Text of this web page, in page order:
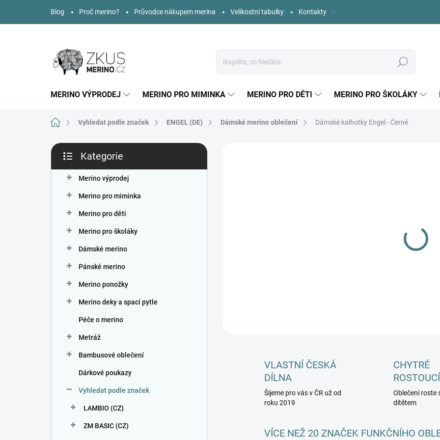
obsah
Blog Proč merino? Průvodce nákupem merina Velikostní tabulky Kontakty
Hledat
MERINO VÝPRODEJ MERINO PRO MIMINKA MERINO PRO DĚTI MERINO PRO ŠKOLÁKY
Domů Vyhledat podle značek ENGEL (DE) Dámské merino oblečení Dámské kalhotky Engel - Černé
P
s
kategorie
Kategorie
Merino výprodej
Merino pro miminka
Merino pro děti
Merino pro školáky
Dámské merino
Pánské merino
Merino ponožky
Merino deky a spací pytle
Péče o merino
Metráž
Bambusové oblečení
Dárkové poukazy
Vyhledat podle značek
LAMBIO (CZ)
ZM BASIC (CZ)
VLASTNÍ ČESKÁ
DÍLNA
Šijeme pro vás v ČR už od
roku 2019
CHYTRÉ
Oblečení roste
dítětem
VÍCE NEŽ 20 ZNAČEK FUNKČNÍHO